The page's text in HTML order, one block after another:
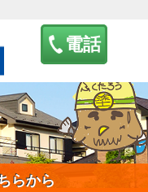
電話
らから